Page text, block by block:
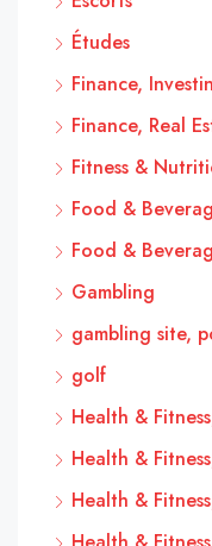
Études
Finance,
Finance, Real
Fitness &
Food &
Food &
Gambling
gambling site,
golf
Health &
Health &
Health &